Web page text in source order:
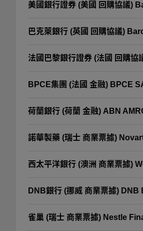
美國銀行證券 (美國 回購協議)
巴克萊銀行 (英國 回購協議)
法國巴黎銀行證券 (法國 回購
BPCE集團 (法國 金融) BPCE
荷蘭銀行 (荷蘭 金融) ABN
諾華製藥 (瑞士 商業票據)
西太平洋銀行 (澳洲 商業票據)
DNB銀行 (挪威 商業票據)
雀巢 (瑞士 商業票據) Nestle